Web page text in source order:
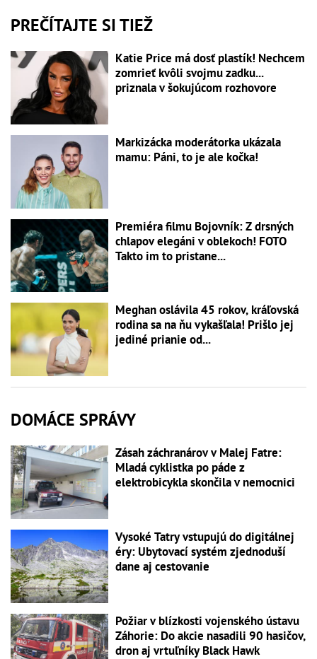
PREČÍTAJTE SI TIEŽ
Katie Price má dosť plastík! Nechcem
zomrieť kvôli svojmu zadku...
priznala v šokujúcom rozhovore
Markizácka moderátorka ukázala
mamu: Páni, to je ale kočka!
Premiéra filmu Bojovník: Z drsných
chlapov elegáni v oblekoch! FOTO
Takto im to pristane...
Meghan oslávila 45 rokov, kráľovská
rodina sa na ňu vykašľala! Prišlo jej
jediné prianie od...
DOMÁCE SPRÁVY
Zásah záchranárov v Malej Fatre:
Mladá cyklistka po páde z
elektrobicykla skončila v nemocnici
Vysoké Tatry vstupujú do digitálnej
éry: Ubytovací systém zjednoduší
dane aj cestovanie
Požiar v blízkosti vojenského ústavu
Záhorie: Do akcie nasadili 90 hasičov,
dron aj vrtuľníky Black Hawk